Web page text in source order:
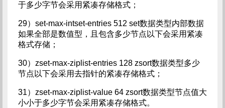
于多少字节会采用紧凑存储格式；
29）set-max-intset-entries 512 set数据类型内部数据
如果全部是数值型，且包含多少节点以下会采用紧凑
格式存储；
30）zset-max-ziplist-entries 128 zsort数据类型多少
节点以下会采用去指针的紧凑存储格式；
31）zset-max-ziplist-value 64 zsort数据类型节点值大
小小于多少字节会采用紧凑存储格式。